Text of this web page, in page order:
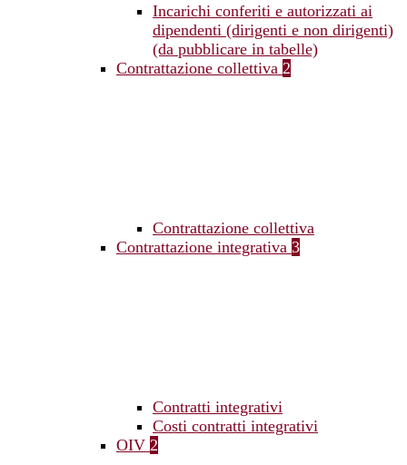
Incarichi conferiti e autorizzati ai
dipendenti (dirigenti e non dirigenti)
(da pubblicare in tabelle)
Contrattazione collettiva 2
Contrattazione collettiva
Contrattazione integrativa 3
Contratti integrativi
Costi contratti integrativi
OIV 2